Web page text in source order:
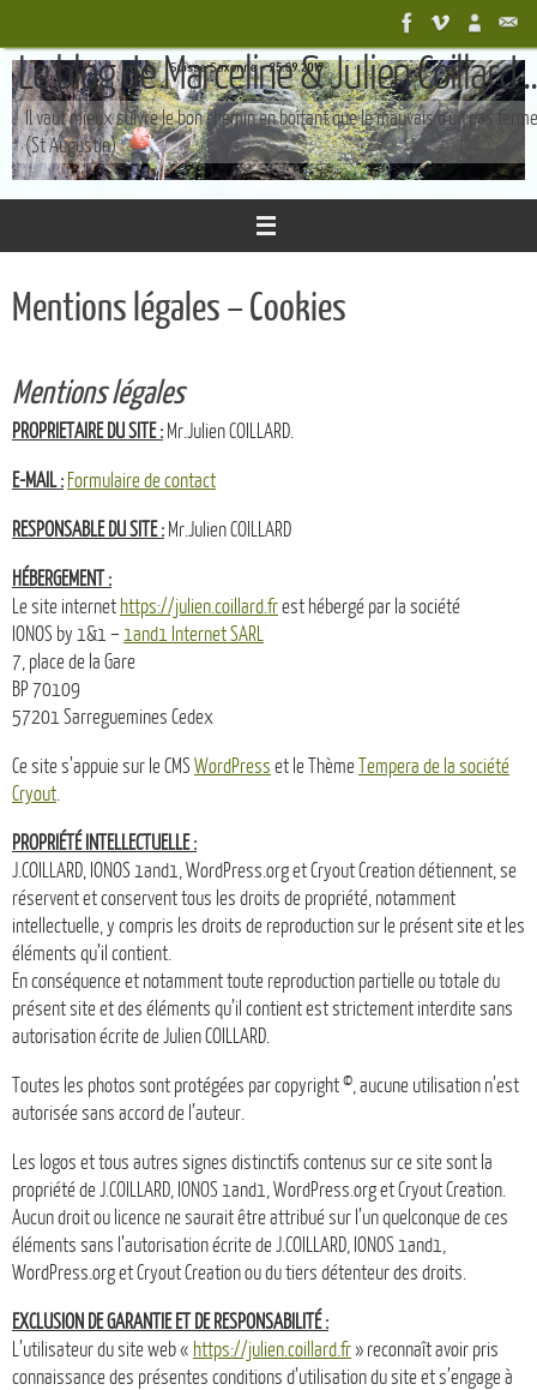
contenu
Le blog de Marceline & Julien Coillard
Il vaut mieux suivre le bon chemin en boîtant que le mauvais d'un pas ferme
(St Augustin)
Mentions légales – Cookies
Mentions légales
PROPRIETAIRE DU SITE : Mr.Julien COILLARD.
E-MAIL : Formulaire de contact
RESPONSABLE DU SITE : Mr.Julien COILLARD
HÉBERGEMENT :
Le site internet https://julien.coillard.frest hébergé par la société
IONOS by 1&1 – 1and1 Internet SARL
7, place de la Gare
BP 70109
57201 Sarreguemines Cedex
Ce site s’appuie sur le CMS WordPress et le ThèmeTempera de la société
Cryout.
PROPRIÉTÉ INTELLECTUELLE :
J.COILLARD, IONOS 1and1, WordPress.org et Cryout Creation détiennent, se
réservent et conservent tous les droits de propriété, notamment
intellectuelle, y compris les droits de reproduction sur le présent site et les
éléments qu’il contient.
En conséquence et notamment toute reproduction partielle ou totale du
présent site et des éléments qu’il contient est strictement interdite sans
autorisation écrite de Julien COILLARD.
Toutes les photos sont protégées par copyright ©, aucune utilisation n’est
autorisée sans accord de l’auteur.
Les logos et tous autres signes distinctifs contenus sur ce site sont la
propriété de J.COILLARD, IONOS 1and1, WordPress.org et Cryout Creation.
Aucun droit ou licence ne saurait être attribué sur l’un quelconque de ces
éléments sans l’autorisation écrite de J.COILLARD, IONOS 1and1,
WordPress.org et Cryout Creation ou du tiers détenteur des droits.
EXCLUSION DE GARANTIE ET DE RESPONSABILITÉ :
L’utilisateur du site web « https://julien.coillard.fr » reconnaît avoir pris
connaissance des présentes conditions d’utilisation du site et s’engage à